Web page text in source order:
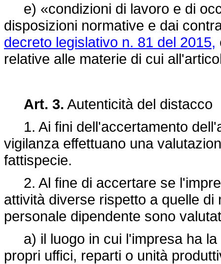
e) «condizioni di lavoro e di
disposizioni normative e dai
decreto legislativo n. 81 del 2015,
relative alle materie di cui
Art. 3. Autenticità del distacco
1. Ai fini dell'accertamento
vigilanza effettuano una
fattispecie.
2. Al fine di accertare se
attività diverse rispetto a quelle
personale dipendente sono
a) il luogo in cui l'impresa ha la
propri uffici, reparti o unità